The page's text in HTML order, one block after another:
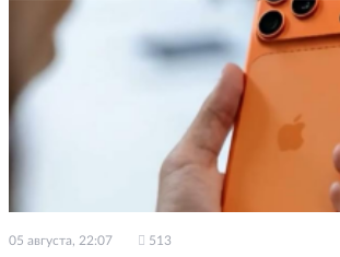
05 августа, 22:07 513